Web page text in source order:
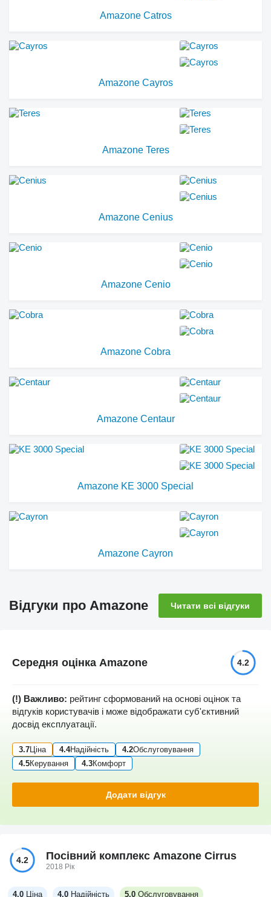
Amazone Catros
Amazone Cayros
Amazone Teres
Amazone Cenius
Amazone Cenio
Amazone Cobra
Amazone Centaur
Amazone KE 3000 Special
Amazone Cayron
Відгуки про Amazone Читати всі відгуки
Середня оцінка Amazone 4.2
(!) Важливо: рейтинг сформований на основі оцінок та
відгуків користувачів і може відображати суб'єктивний
досвід експлуатації.
3.7Ціна 4.4Надійність 4.2Обслуговування
4.5Керування 4.3Комфорт
Додати відгук
4.2 Посівний комплекс Amazone Cirrus
2018 Рік
4.0 Ціна 4.0 Надійність 5.0 Обслуговування